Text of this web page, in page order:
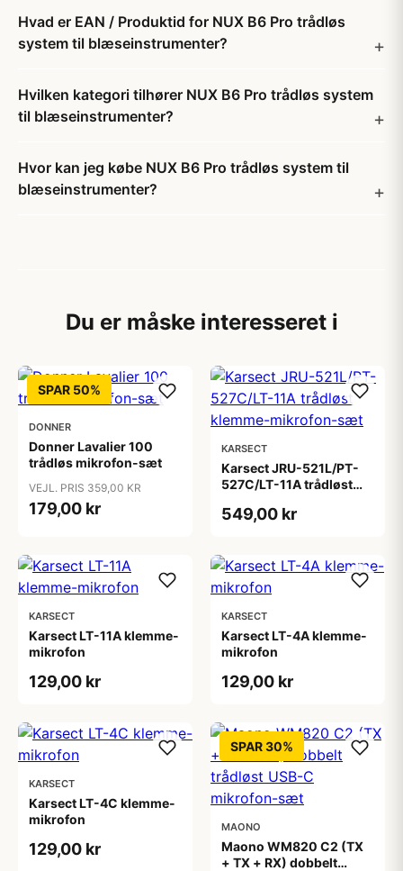
Hvad er EAN / Produktid for NUX B6 Pro trådløs
system til blæseinstrumenter?
Hvilken kategori tilhører NUX B6 Pro trådløs system
til blæseinstrumenter?
Hvor kan jeg købe NUX B6 Pro trådløs system til
blæseinstrumenter?
Du er måske interesseret i
SPAR 50%
DONNER
Donner Lavalier 100
trådløs mikrofon-sæt
VEJL. PRIS 359,00 KR
179,00 kr
KARSECT
Karsect JRU-521L/PT-
527C/LT-11A trådløst
549,00 kr
KARSECT
Karsect LT-11A klemme-
mikrofon
129,00 kr
KARSECT
Karsect LT-4A klemme-
mikrofon
129,00 kr
KARSECT
Karsect LT-4C klemme-
mikrofon
129,00 kr
SPAR 30%
MAONO
Maono WM820 C2 (TX
+ TX + RX) dobbelt